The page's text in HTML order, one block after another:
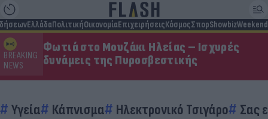
ΕλλάδαΠολιτικήΟικονομίαΕπιχειρήσειςΚόσμοςΣπορShowbizWeekend
BREAKING
NEWS
Φωτιά στο Μουζάκι Ηλείας – Ισχυρές
δυνάμεις της Πυροσβεστικής
Υγεία Κάπνισμα Ηλεκτρονικό Τσιγάρο Σας